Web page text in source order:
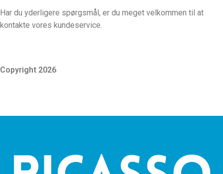
Har du yderligere spørgsmål, er du meget velkommen til at
kontakte vores kundeservice.
Copyright 2026